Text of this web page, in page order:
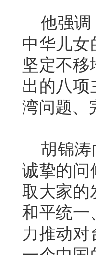
他强调
中华儿女
坚定不移
出的八项
湾问题、
胡锦涛
诚挚的问
取大家的
和平统一
力推动对